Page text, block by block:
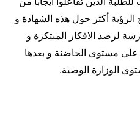
أكثر حول هذه الشهادة و
لرصد الافكار المبتكرة و
على مستوى الحاضنة و بعدها
الوزارة الوصية.